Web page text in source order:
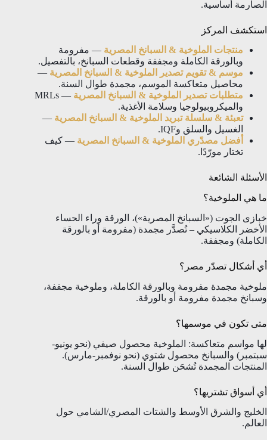
الصارمة أساسية.
استكشف المركز
منتجات الملوخية & السبانخ المصرية — مفرومة
وبالورقة الكاملة ومجففة وقطعات السبانخ، بالتفصيل.
موسم & تقويم تصدير الملوخية & السبانخ المصرية —
محاصيل متعاكسة الموسم، مجمدة طوال السنة.
متطلبات تصدير الملوخية & السبانخ المصرية
— MRLs
والميكروبيولوجيا وسلامة الأغذية.
تعبئة & سلسلة تبريد الملوخية & السبانخ المصرية —
الغسيل والسلق وIQF.
أفضل مصدّري الملوخية & السبانخ المصرية — كيف
تختار مورّدًا.
الأسئلة الشائعة
ما هي الملوخية؟
خبازى الجوت («السبانخ المصرية»)، الورقة وراء الحساء
الأخضر الكلاسيكي – تُصدَّر مجمدة (مفرومة أو بالورقة
الكاملة) ومجففة.
أي أشكال تصدّر مصر؟
ملوخية مجمدة مفرومة وبالورقة الكاملة، وملوخية مجففة،
وسبانخ مجمدة مفرومة أو بالورقة.
متى تكون في موسمها؟
لها مواسم متعاكسة: الملوخية محصول صيفي (نحو يونيو-
سبتمبر) والسبانخ محصول شتوي (نحو نوفمبر-مارس).
المنتجات المجمدة تُشحَن طوال السنة.
أي أسواق تشتريها؟
الخليج والشرق الأوسط والشتات المصري/الشامي حول
العالم.